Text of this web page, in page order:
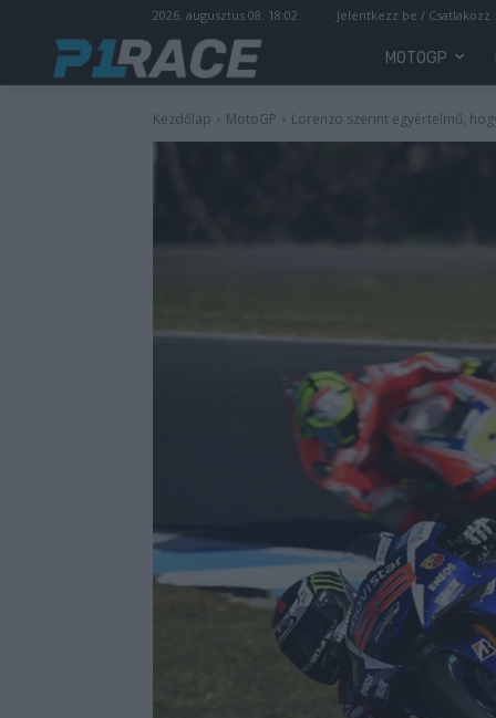
2026. augusztus 08. 18:02 Jelentkezz be / Csatlakozz
MOTOGP
Kezdőlap MotoGP Lorenzo szerint egyértelmű,